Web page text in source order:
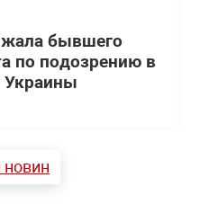
бывшего
по подозрению в
Украины
новин